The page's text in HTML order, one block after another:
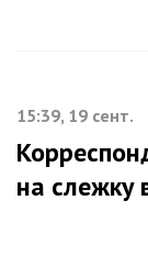
15:39, 19 сент.
на слежку